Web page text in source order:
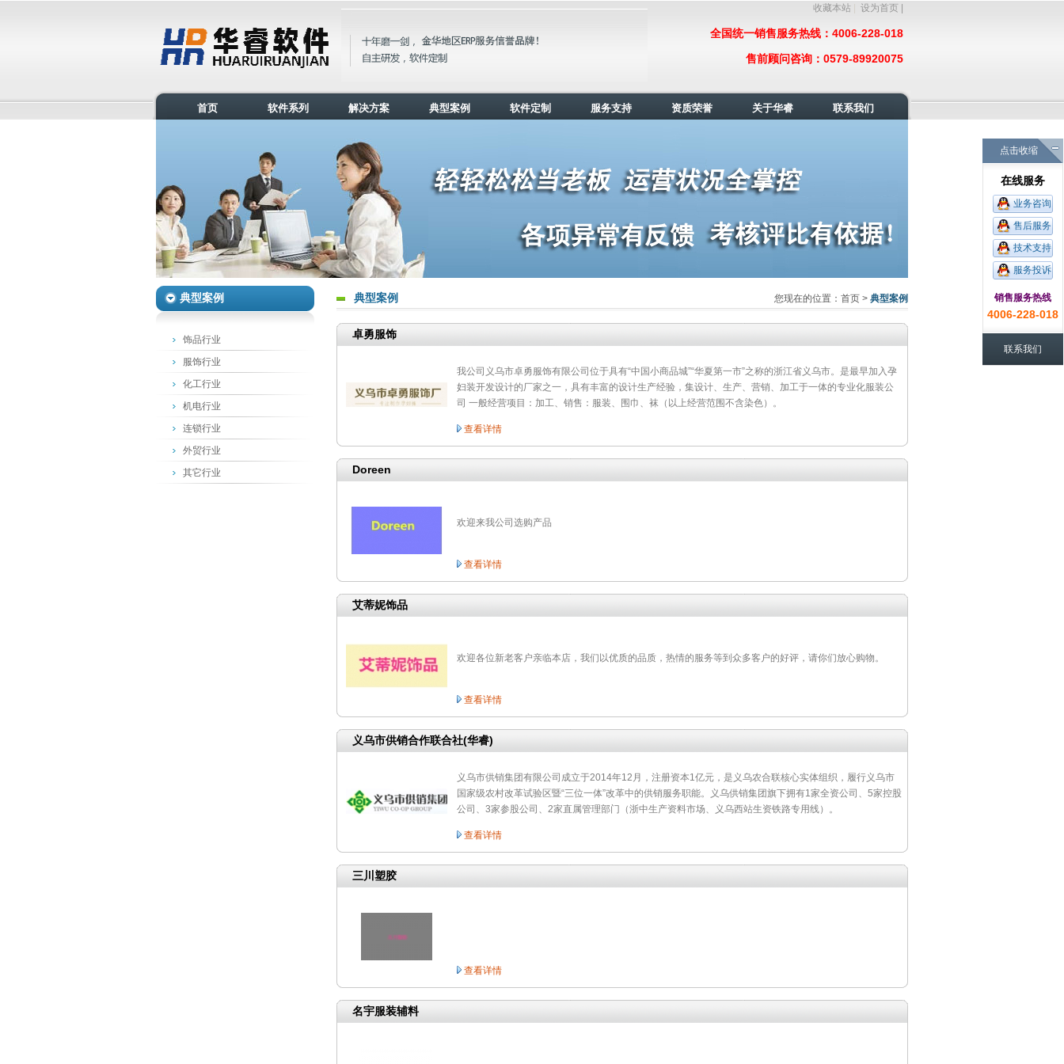
收藏本站 设为首页 |
全国统一销售服务热线：4006-228-018
售前顾问咨询：0579-89920075
首页 软件系列 解决方案 典型案例 软件定制 服务支持 资质荣誉 关于华睿 联系我们
典型案例
饰品行业
服饰行业
化工行业
机电行业
连锁行业
外贸行业
其它行业
典型案例 您现在的位置： 首页 > 典型案例
卓勇服饰
我公司义乌市卓勇服饰有限公司位于具有“中国小商品城”“华夏第一市”之称的浙江省义乌市。是最早加入孕
妇装开发设计的厂家之一，具有丰富的设计生产经验，集设计、生产、营销、加工于一体的专业化服装公
司 一般经营项目：加工、销售：服装、围巾、袜（以上经营范围不含染色）。
查看详情
Doreen
欢迎来我公司选购产品
查看详情
艾蒂妮饰品
欢迎各位新老客户亲临本店，我们以优质的品质，热情的服务等到众多客户的好评，请你们放心购物。
查看详情
义乌市供销合作联合社(华睿)
义乌市供销集团有限公司成立于2014年12月，注册资本1亿元，是义乌农合联核心实体组织，履行义乌市
国家级农村改革试验区暨“三位一体”改革中的供销服务职能。义乌供销集团旗下拥有1家全资公司、5家控股
公司、3家参股公司、2家直属管理部门（浙中生产资料市场、义乌西站生资铁路专用线）。
查看详情
三川塑胶
查看详情
名宇服装辅料
点击收缩
在线服务
业务咨询
售后服务
技术支持
服务投诉
销售服务热线
4006-228-018
联系我们